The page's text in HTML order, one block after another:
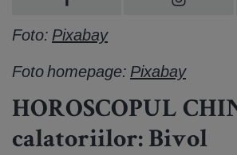
Foto: Pixabay
Foto homepage: Pixabay
HOROSCOPUL
calatoriilor: Bivol